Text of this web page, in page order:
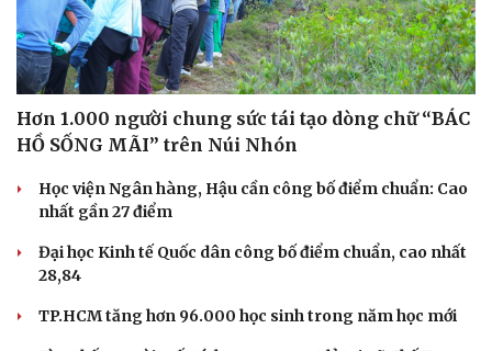
Thể thao
Ô tô - Xe máy
Hơn 1.000 người chung sức tái tạo dòng chữ “BÁC
HỒ SỐNG MÃI” trên Núi Nhón
Học viện Ngân hàng, Hậu cần công bố điểm chuẩn: Cao
nhất gần 27 điểm
Đại học Kinh tế Quốc dân công bố điểm chuẩn, cao nhất
28,84
TP.HCM tăng hơn 96.000 học sinh trong năm học mới